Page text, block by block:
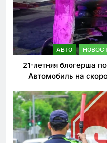
АВТО
21-летняя блогерша
Автомобиль на